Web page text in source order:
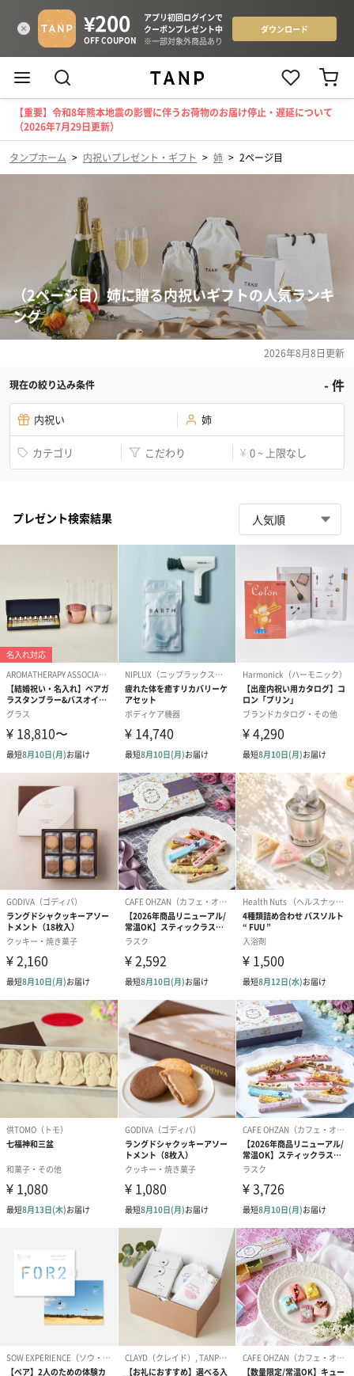
【重要】令和8年熊本地震の影響に伴うお荷物のお届け停止・遅延について
（2026年7月29日更新）
タンプホーム > 内祝いプレゼント・ギフト > 姉 > 2ページ目
（2ページ目）姉に贈る内祝いギフトの人気ランキ
ング
2026年8月8日更新
現在の絞り込み条件 -件
内祝い 姉
カテゴリ こだわり ¥ 0 ~ 上限なし
プレゼント検索結果